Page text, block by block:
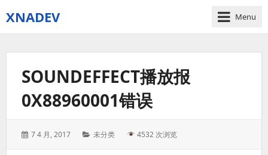
XNADEV Menu
SOUNDEFFECT播放报
0X88960001错误
Posted
7 4 月, 2017 Categories:
未分类 4532 次浏览